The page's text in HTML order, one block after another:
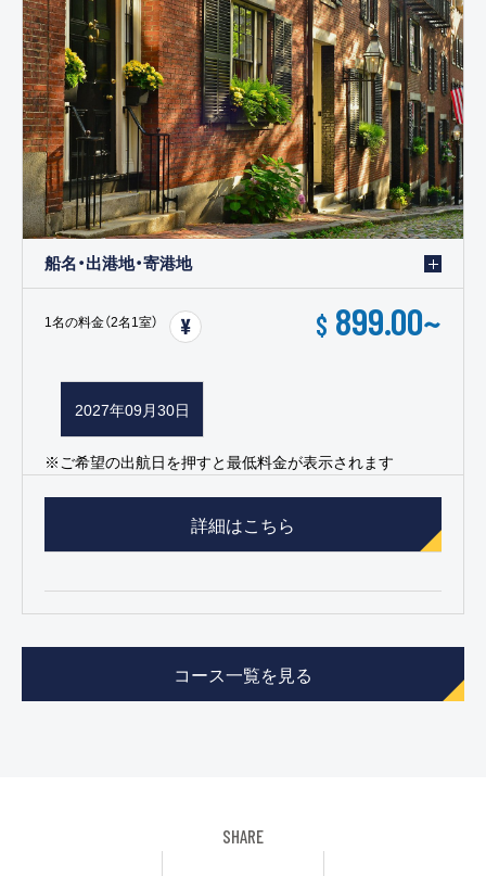
船名・出港地・寄港地
1名の料金（2名1室） $ 899.00~
2027年09月30日
※ご希望の出航日を押すと最低料金が表示されます
詳細はこちら
コース一覧を見る
SHARE